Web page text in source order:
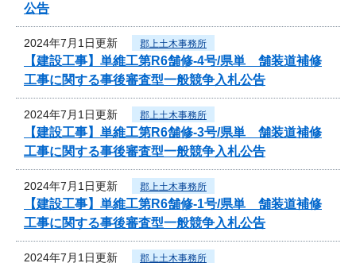
公告
2024年7月1日更新 郡上土木事務所
【建設工事】単維工第R6舗修-4号/県単 舗装道補修
工事に関する事後審査型一般競争入札公告
2024年7月1日更新 郡上土木事務所
【建設工事】単維工第R6舗修-3号/県単 舗装道補修
工事に関する事後審査型一般競争入札公告
2024年7月1日更新 郡上土木事務所
【建設工事】単維工第R6舗修-1号/県単 舗装道補修
工事に関する事後審査型一般競争入札公告
2024年7月1日更新 郡上土木事務所